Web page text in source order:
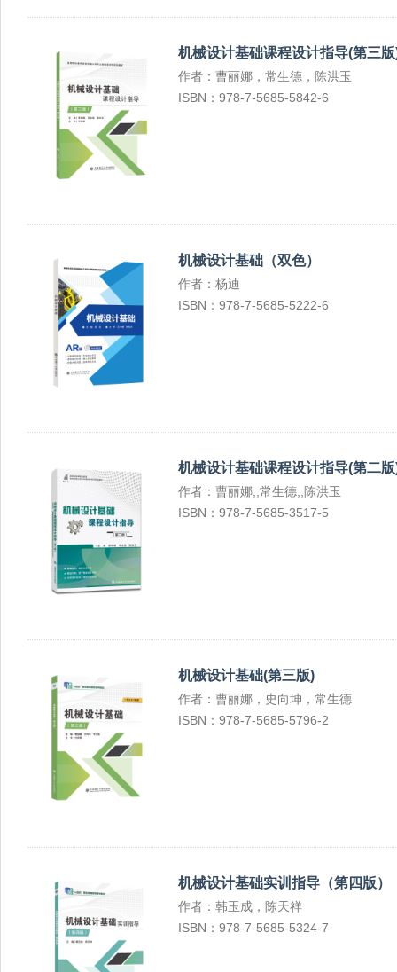
机械设计基础课程设计指导(第三
作者：曹丽娜，常生德，陈洪玉
ISBN：978-7-5685-5842-6
机械设计基础（双色）
作者：杨迪
ISBN：978-7-5685-5222-6
机械设计基础课程设计指导(第二
作者：曹丽娜,,常生德,,陈洪玉
ISBN：978-7-5685-3517-5
机械设计基础(第三版)
作者：曹丽娜，史向坤，常生德
ISBN：978-7-5685-5796-2
机械设计基础实训指导（第四版）
作者：韩玉成，陈天祥
ISBN：978-7-5685-5324-7